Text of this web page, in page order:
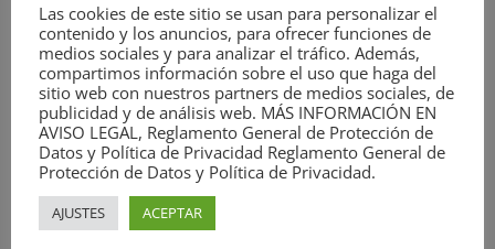
ACERCA DEL AUTOR
Las cookies de este sitio se usan para personalizar el
contenido y los anuncios, para ofrecer funciones de
medios sociales y para analizar el tráfico. Además,
compartimos información sobre el uso que haga del
sitio web con nuestros partners de medios sociales, de
publicidad y de análisis web. MÁS INFORMACIÓN EN
AVISO LEGAL, Reglamento General de Protección de
Datos y Política de Privacidad Reglamento General de
Protección de Datos y Política de Privacidad.
AJUSTES ACEPTAR